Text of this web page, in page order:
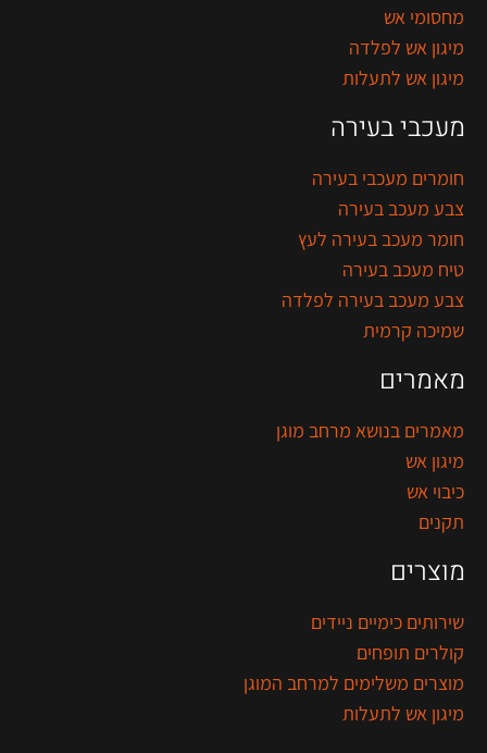
מחסומי אש
מיגון אש לפלדה
מיגון אש לתעלות
מעכבי בעירה
חומרים מעכבי בעירה
צבע מעכב בעירה
חומר מעכב בעירה לעץ
טיח מעכב בעירה
צבע מעכב בעירה לפלדה
שמיכה קרמית
מאמרים
מאמרים בנושא מרחב מוגן
מיגון אש
כיבוי אש
תקנים
מוצרים
שירותים כימיים ניידים
קולרים תופחים
מוצרים משלימים למרחב המוגן
מיגון אש לתעלות